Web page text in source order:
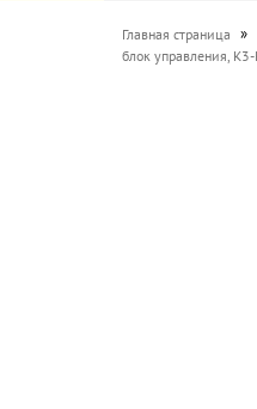
Главная страница »
блок управления,